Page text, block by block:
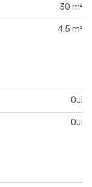
30 m²
4.5 m²
Oui
Oui